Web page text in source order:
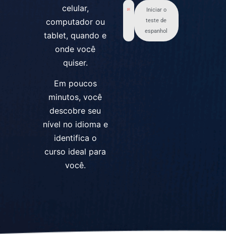
celular,
computador ou
tablet, quando e
onde você
quiser.
Em poucos
minutos, você
descobre seu
nível no idioma e
identifica o
curso ideal para
você.
Iniciar o
teste de
espanhol